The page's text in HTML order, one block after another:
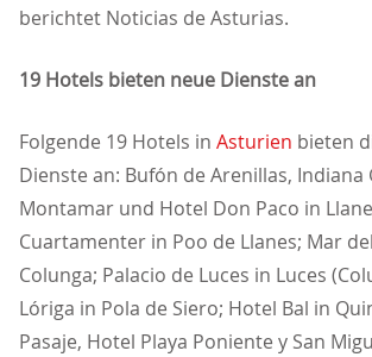
berichtet Noticias de Asturias.
19 Hotels bieten neue Dienste an
Folgende 19 Hotels in Asturien bieten
Dienste an: Bufón de Arenillas, Indiana
Montamar und Hotel Don Paco in
Cuartamenter in Poo de Llanes; Mar
Colunga; Palacio de Luces in Luces
Lóriga in Pola de Siero; Hotel Bal in
Pasaje, Hotel Playa Poniente y San